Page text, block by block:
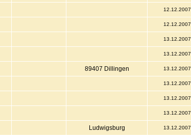
12.12.2007
12.12.2007
13.12.2007
13.12.2007
89407 Dillingen 13.12.2007
13.12.2007
13.12.2007
13.12.2007
Ludwigsburg 13.12.2007